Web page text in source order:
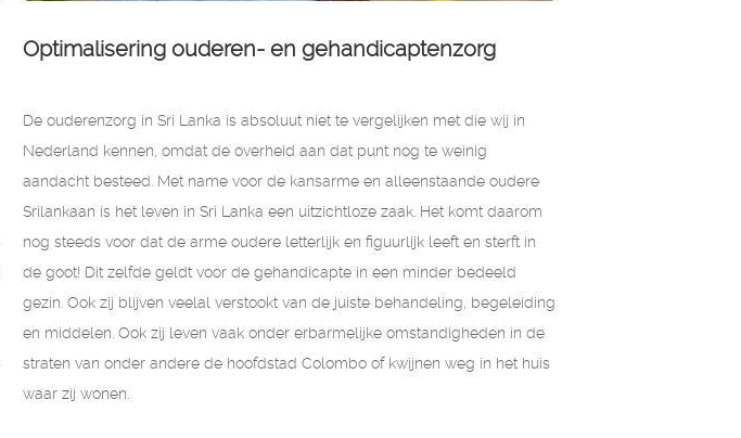
Optimalisering ouderen- en gehandicaptenzorg
De ouderenzorg in Sri Lanka is absoluut niet te vergelijken met die wij in
Nederland kennen, omdat de overheid aan dat punt nog te weinig
aandacht besteed. Met name voor de kansarme en alleenstaande oudere
Srilankaan is het leven in Sri Lanka een uitzichtloze zaak. Het komt daarom
nog steeds voor dat de arme oudere letterlijk en figuurlijk leeft en sterft in
de goot! Dit zelfde geldt voor de gehandicapte in een minder bedeeld
gezin. Ook zij blijven veelal verstookt van de juiste behandeling, begeleiding
en middelen. Ook zij leven vaak onder erbarmelijke omstandigheden in de
straten van onder andere de hoofdstad Colombo of kwijnen weg in het huis
waar zij wonen.